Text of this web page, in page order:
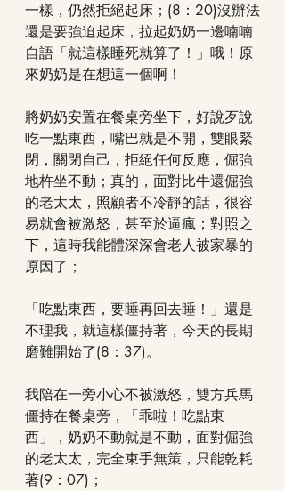
一樣，仍然拒絕起床；(8：20)沒辦法
還是要強迫起床，拉起奶奶一邊喃喃
自語「就這樣睡死就算了！」哦！原
來奶奶是在想這一個啊！
將奶奶安置在餐桌旁坐下，好說歹說
吃一點東西，嘴巴就是不開，雙眼緊
閉，關閉自己，拒絕任何反應，倔強
地杵坐不動；真的，面對比牛還倔強
的老太太，照顧者不冷靜的話，很容
易就會被激怒，甚至於逼瘋；對照之
下，這時我能體深深會老人被家暴的
原因了；
「吃點東西，要睡再回去睡！」還是
不理我，就這樣僵持著，今天的長期
磨難開始了(8：37)。
我陪在一旁小心不被激怒，雙方兵馬
僵持在餐桌旁，「乖啦！吃點東
西」，奶奶不動就是不動，面對倔強
的老太太，完全束手無策，只能乾耗
著(9：07)；